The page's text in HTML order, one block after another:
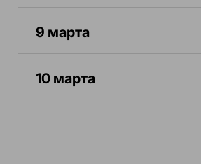
9 марта
10 марта